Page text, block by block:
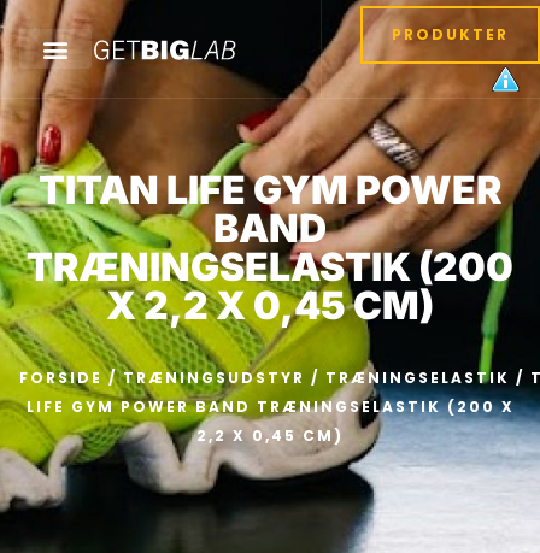
PRODUKTER
TITAN LIFE GYM POWER
BAND
TRÆNINGSELASTIK (200
X 2,2 X 0,45 CM)
FORSIDE /TRÆNINGSUDSTYR / TRÆNINGSELASTIK /
LIFE GYM POWER BAND TRÆNINGSELASTIK (200 X
2,2 X 0,45 CM)